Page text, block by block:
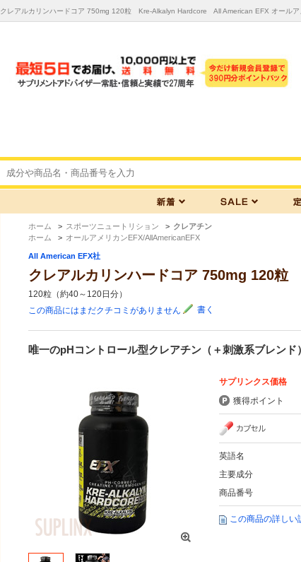
クレアルカリンハードコア 750mg 120粒 Kre-Alkalyn Hardcore All American EFX オール
ホーム > スポーツニュートリション > クレアチン
ホーム
> オールアメリカンEFX/AllAmericanEFX
All American EFX社
クレアルカリンハードコア 750mg 120
120粒（約40～120日分）
この商品にはまだクチコミがありません
書く
唯一のpHコントロール型クレアチン（＋刺激系ブレンド）
サプリンクス価格
獲得ポイント
英語名
主要成分
商品番号
この商品の詳しい